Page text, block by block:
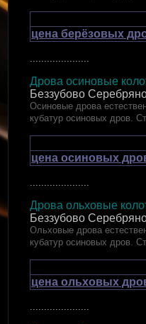
цена берёзовых
Дрова осиновые
Беззубово
Осиновые дрова
кубатур осиновых дров.
цена осиновых
Дрова ольховые
Беззубово
Ольховые дрова
кубатур осиновых дров.
цена ольховых